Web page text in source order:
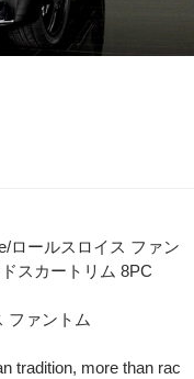
ロールスロイス ファン
スカートリム 8PC
ファントム
tradition, more than rac